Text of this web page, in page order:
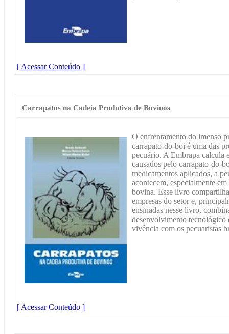
[ Acessar Conteúdo ]
Carrapatos na Cadeia Produtiva de Bovinos
O enfrentamento do imenso
carrapato-do-boi é uma das
pecuário. A Embrapa calcula
causados pelo carrapato-do-
medicamentos aplicados, a
acontecem, especialmente
bovina. Esse livro
empresas do setor e,
ensinadas nesse livro,
desenvolvimento tecnológico
vivência com os pecuaristas
[ Acessar Conteúdo ]